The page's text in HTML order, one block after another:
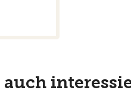
auch